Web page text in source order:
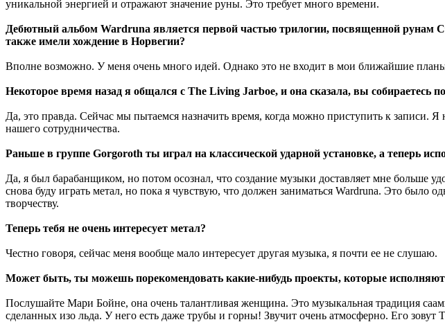
уникальной энергией и отражают значение руны. Это требует много времени.
Дебютный альбом Wardruna является первой частью трилогии, посвященной
также имели хождение в Норвегии?
Вполне возможно. У меня очень много идей. Однако это не входит в мои ближайшие
Некоторое время назад я общался с The Living Jarboe, и она сказала, вы собираетесь
Да, это правда. Сейчас мы пытаемся назначить время, когда можно приступить к
нашего сотрудничества.
Раньше в группе Gorgoroth ты играл на классической ударной установке, а теперь
Да, я был барабанщиком, но потом осознал, что создание музыки доставляет мне больше
снова буду играть метал, но пока я чувствую, что должен заниматься Wardruna. Это
творчеству.
Теперь тебя не очень интересует метал?
Честно говоря, сейчас меня вообще мало интересует другая музыка, я почти ее не слушаю.
Может быть, ты можешь порекомендовать какие-нибудь проекты, которые
Послушайте Мари Бойне, она очень талантливая женщина. Это музыкальная традиция
сделанных изо льда. У него есть даже трубы и горны! Звучит очень атмосферно. Его зовут